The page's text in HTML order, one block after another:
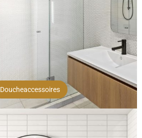
Doucheaccessoires